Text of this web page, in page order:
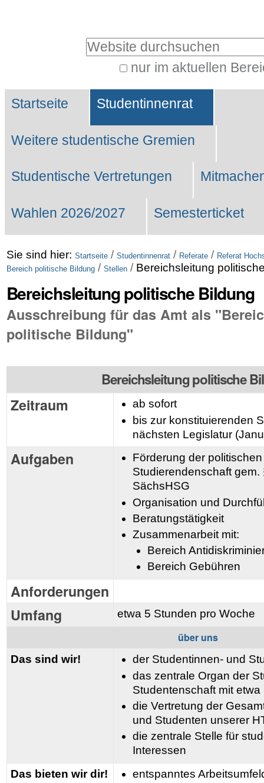
Website durchsuchen
nur im aktuellen
Suche…
Sektionen
Startseite Studentinnenrat
Weitere studentische Gremien
Studentische Vertretungen
Wahlen 2026/2027 Semesterticket
Sie sind hier: Startseite / Studentinnenrat / Referate / Referat
Bereich politische Bildung / Stellen / Bereichsleitung
Bereichsleitung politische Bildung
Ausschreibung für das Amt als
politische Bildung"
Bereichsleitung politische
Zeitraum
ab sofort
bis zur konstituierenden
nächsten Legislatur
Aufgaben
Förderung der
Studierendenschaft gem.
SächsHSG
Organisation und
Beratungstätigkeit
Zusammenarbeit mit:
Bereich
Bereich Gebühren
Anforderungen
Umfang
etwa 5 Stunden pro Woche
über uns
Das sind wir!
der Studentinnen- und
das zentrale Organ der
Studentenschaft mit
die Vertretung der
und Studenten unserer
die zentrale Stelle für
Interessen
Das bieten wir dir!
entspanntes